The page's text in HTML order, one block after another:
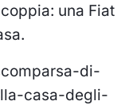
una Fiat
di-
casa-degli-